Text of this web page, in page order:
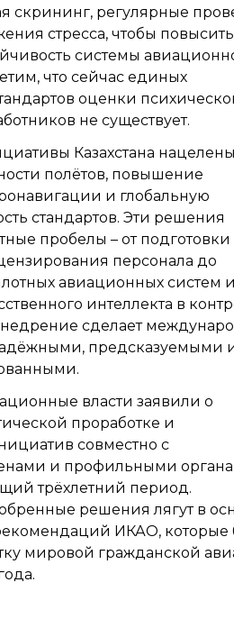
скрининг, регулярные
стресса, чтобы повысить
системы
что сейчас единых
оценки
не существует.
Казахстана
полётов, повышение
и глобальную
стандартов. Эти решения
пробелы – от подготовки
персонала до
авиационных систем
интеллекта в
сделает
предсказуемыми
власти заявили о
проработке и
совместно с
и профильными
трёхлетний период.
решения лягут в
ИКАО, которые
мировой гражданской